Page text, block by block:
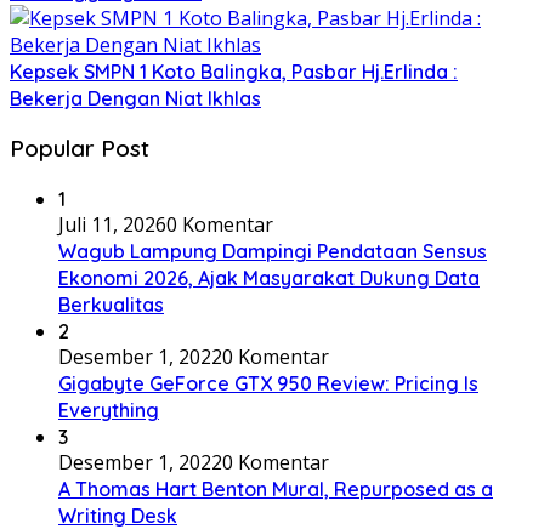
Kepsek SMPN 1 Koto Balingka, Pasbar Hj.Erlinda :
Bekerja Dengan Niat Ikhlas
Popular Post
1
Juli 11, 20260 Komentar
Wagub Lampung Dampingi Pendataan Sensus
Ekonomi 2026, Ajak Masyarakat Dukung Data
Berkualitas
2
Desember 1, 20220 Komentar
Gigabyte GeForce GTX 950 Review: Pricing Is
Everything
3
Desember 1, 20220 Komentar
A Thomas Hart Benton Mural, Repurposed as a
Writing Desk